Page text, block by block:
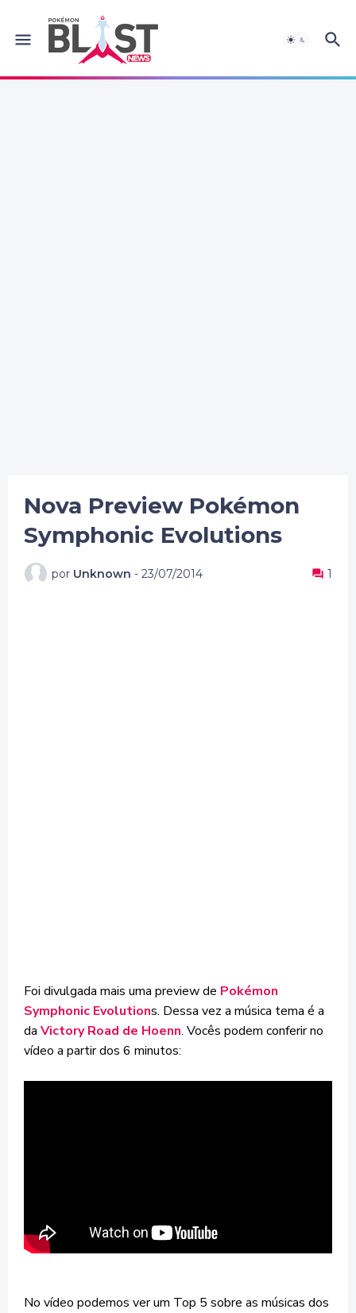
Nova Preview Pokémon
Symphonic Evolutions
por Unknown - 23/07/2014 1
Foi divulgada mais uma preview de Pokémon
Symphonic Evolutions. Dessa vez a música tema é a
da Victory Road de Hoenn. Vocês podem conferir no
vídeo a partir dos 6 minutos:
No vídeo podemos ver um Top 5 sobre as músicas dos